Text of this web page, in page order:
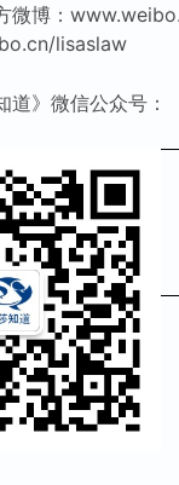
微博：
lisaslaw
道》微信公众号：